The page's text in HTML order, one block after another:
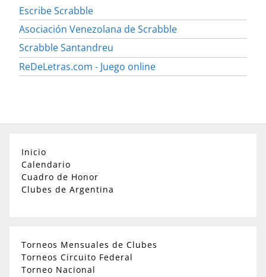
Escribe Scrabble
Asociación Venezolana de Scrabble
Scrabble Santandreu
ReDeLetras.com - Juego online
Inicio
Calendario
Cuadro de Honor
Clubes de Argentina
Torneos Mensuales de Clubes
Torneos Circuito Federal
Torneo Nacional